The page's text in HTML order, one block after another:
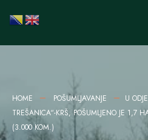
HOME POŠUMLJAVANJE
U
TREŠANICA“-KRŠ, POŠUMLJENO JE 1,7
(3.000 KOM.)